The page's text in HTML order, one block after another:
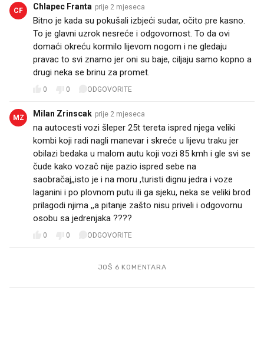
CF Chlapec Franta prije 2 mjeseca
Bitno je kada su pokušali izbjeći sudar, očito pre kasno.
To je glavni uzrok nesreće i odgovornost. To da ovi
domaći okreću kormilo lijevom nogom i ne gledaju
pravac to svi znamo jer oni su baje, ciljaju samo kopno a
drugi neka se brinu za promet.
0 0 ODGOVORITE
MZ Milan Zrinscak prije 2 mjeseca
na autocesti vozi šleper 25t tereta ispred njega veliki
kombi koji radi nagli manevar i skreće u lijevu traku jer
obilazi bedaka u malom autu koji vozi 85 kmh i gle svi se
čude kako vozač nije pazio ispred sebe na
saobračaj,,isto je i na moru ,turisti dignu jedra i voze
laganini i po plovnom putu ili ga sjeku, neka se veliki brod
prilagodi njima ,,a pitanje zašto nisu priveli i odgovornu
osobu sa jedrenjaka ????
0 0 ODGOVORITE
JOŠ 6 KOMENTARA